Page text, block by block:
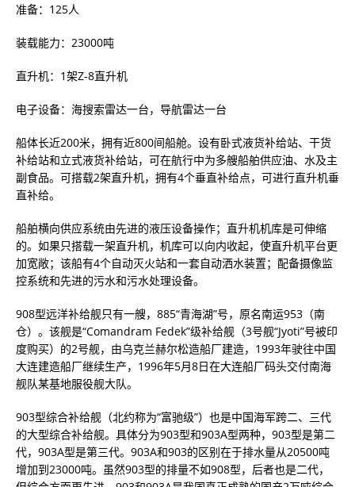
准备：125人
装载能力：23000吨
直升机：1架Z-8直升机
电子设备：海搜索雷达一台，导航雷达一台
船体长近200米，拥有近800间船舱。设有卧式液货补给站、干货
补给站和立式液货补给站，可在航行中为多艘船舶供应油、水及主
副食品。可搭载2架直升机，拥有4个垂直补给点，可进行直升机垂
直补给。
船舶横向供应系统由先进的液压设备操作；直升机机库是可伸缩
的。如果只搭载一架直升机，机库可以向内收起，使直升机平台更
加宽敞；该船有4个自动灭火站和一套自动洒水装置；配备摄像监
控系统和先进的污水和污水处理设备。
908型远洋补给舰只有一艘，885“青海湖”号，原名南运953（南
仓）。该舰是“Comandram Fedek”级补给舰（3号舰“Jyoti”号被印
度购买）的2号舰，由乌克兰赫尔松造船厂建造，1993年驶往中国
大连建造船厂继续生产，1996年5月8日在大连船厂码头交付南海
舰队某基地服役舰大队。
903型综合补给舰（北约称为“富驰级”）也是中国海军跨二、三代
的大型综合补给舰。具体分为903型和903A型两种，903型是第二
代，903A型是第三代。903A和903的区别在于排水量从20500吨
增加到23000吨。虽然903型的排量不如908型，后者也是二代，